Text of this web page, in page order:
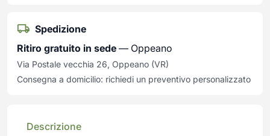
Spedizione
Ritiro gratuito in sede — Oppeano
Via Postale vecchia 26, Oppeano (VR)
Consegna a domicilio: richiedi un preventivo personalizzato
Descrizione